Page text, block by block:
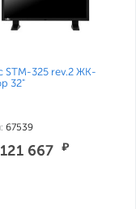
STM-325 rev.2 ЖК-
32"
67539
121 667 ₽